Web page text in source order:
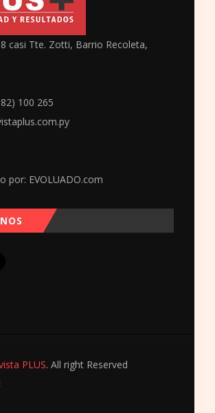
casi Tte. Zotti, Barrio Recoleta,
100 265
por: EVOLUADO.com
PLUS. All right Reserved